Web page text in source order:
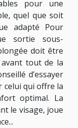
pour une
quel que soit
adapté Pour
sortie sous-
doit être
avant tout de la
d’essayer
celui qui offre la
optimal. La
le visage, joue